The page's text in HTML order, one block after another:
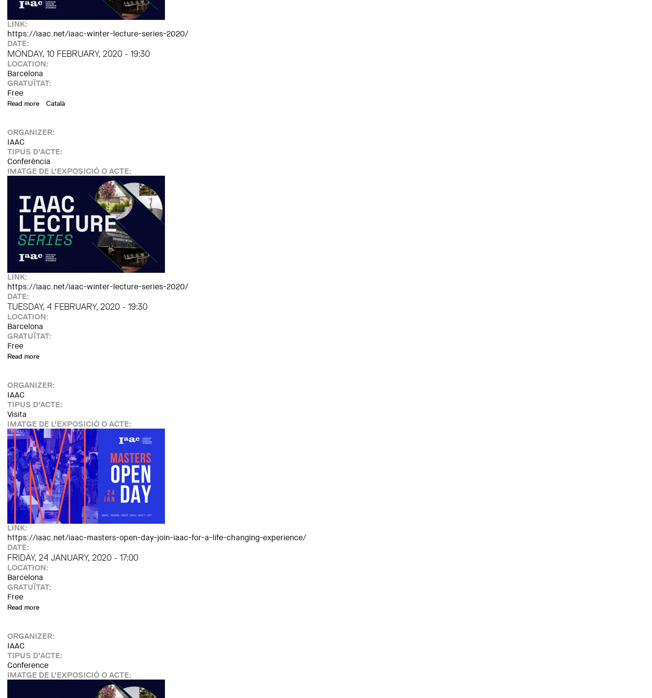
LINK:
https://iaac.net/iaac-winter-lecture-series-2020/
DATE:
MONDAY, 10 FEBRUARY, 2020 - 19:30
LOCATION:
Barcelona
GRATUÏTAT:
Free
Read more about Lecture by Winy Maas - MVRDV / The Why Factory
Català
ORGANIZER:
IAAC
TIPUS D'ACTE:
Conferència
IMATGE DE L'EXPOSICIÓ O ACTE:
LINK:
https://iaac.net/iaac-winter-lecture-series-2020/
DATE:
TUESDAY, 4 FEBRUARY, 2020 - 19:30
LOCATION:
Barcelona
GRATUÏTAT:
Free
Read more
ORGANIZER:
IAAC
TIPUS D'ACTE:
Visita
IMATGE DE L'EXPOSICIÓ O ACTE:
LINK:
https://iaac.net/iaac-masters-open-day-join-iaac-for-a-life-changing-experience/
DATE:
FRIDAY, 24 JANUARY, 2020 - 17:00
LOCATION:
Barcelona
GRATUÏTAT:
Free
Read more
ORGANIZER:
IAAC
TIPUS D'ACTE:
Conference
IMATGE DE L'EXPOSICIÓ O ACTE: